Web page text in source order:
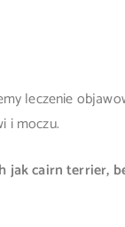
leczenie
i moczu.
jak cairn terrier,